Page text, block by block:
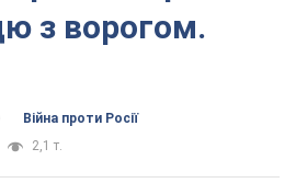
з ворогом.
Війна проти Росії
2,1 т.